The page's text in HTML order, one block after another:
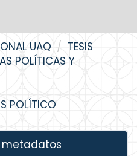
UAQ
TESIS
POLÍTICAS Y
POLÍTICO
metadatos